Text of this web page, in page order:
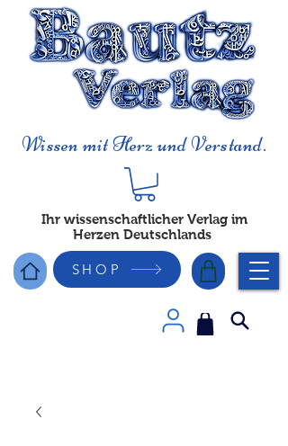
Wissen mit Herz und Verstand.
Ihr wissenschaftlicher Verlag im
Herzen Deutschlands
SHOP